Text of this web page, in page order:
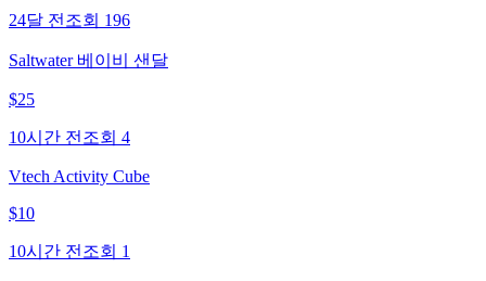
24달 전 조회 196
Saltwater 베이비 샌달
$25
10시간 전 조회 4
Vtech Activity Cube
$10
10시간 전 조회 1